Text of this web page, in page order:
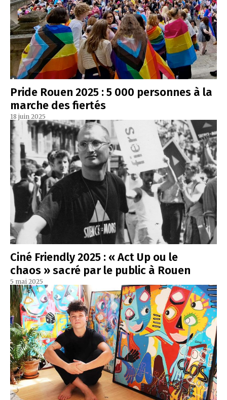
Pride Rouen 2025 : 5 000 personnes à la
marche des fiertés
18 juin 2025
Ciné Friendly 2025 : « Act Up ou le
chaos » sacré par le public à Rouen
5 mai 2025